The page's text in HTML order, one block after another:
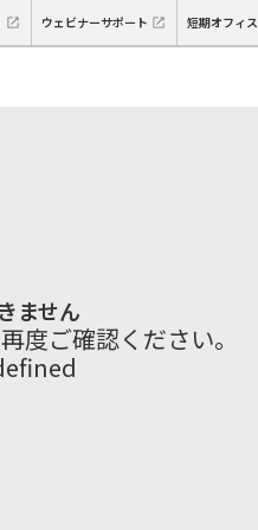
ウェビナーサポート 短期オフィス
ません
度ご確認ください。